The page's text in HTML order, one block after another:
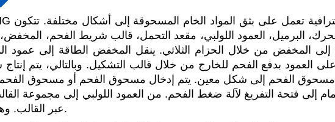
البرميل، العمود اللولبي، مقعد التحمل، قالب شريط الفحم،
المخفض من خلال الحزام الثلاثي. ينقل المخفض الطاقة إلى عمود
العمود بدفع الفحم للخارج من خلال قالب التشكيل. وبالتالي، يتم
الفحم إلى شكل معين. يتم إدخال مسحوق الفحم أو مسحوق
إلى فتحة التفريغ لآلة ضغط الفحم. من العمود اللولبي إلى مجموعة
عبر القالب. وهكذا، فإنه يشكل في النهاية شكل معين.